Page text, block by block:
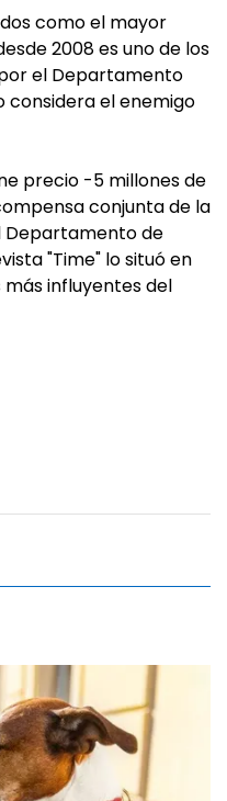
como el mayor
2008 es uno de los
el Departamento
considera el enemigo
precio -5 millones de
conjunta de la
Departamento de
"Time" lo situó en
influyentes del